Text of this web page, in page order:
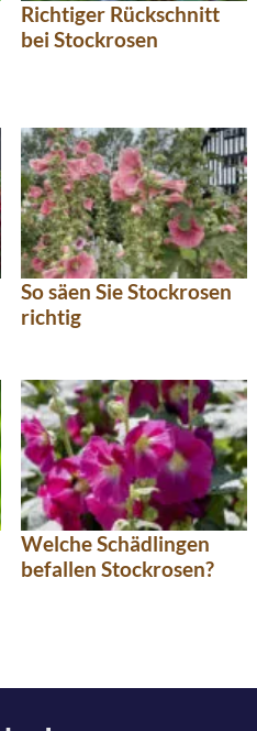
Richtiger Rückschnitt
bei Stockrosen
So säen Sie Stockrosen
richtig
Welche Schädlingen
befallen Stockrosen?